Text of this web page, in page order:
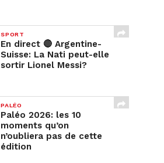
SPORT
En direct 🔴 Argentine-
Suisse: La Nati peut-elle
sortir Lionel Messi?
PALÉO
Paléo 2026: les 10
moments qu’on
n’oubliera pas de cette
édition